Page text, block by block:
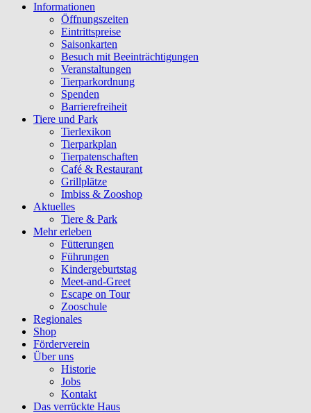
Informationen
Öffnungszeiten
Eintrittspreise
Saisonkarten
Besuch mit Beeinträchtigungen
Veranstaltungen
Tierparkordnung
Spenden
Barrierefreiheit
Tiere und Park
Tierlexikon
Tierparkplan
Tierpatenschaften
Café & Restaurant
Grillplätze
Imbiss & Zooshop
Aktuelles
Tiere & Park
Mehr erleben
Fütterungen
Führungen
Kindergeburtstag
Meet-and-Greet
Escape on Tour
Zooschule
Regionales
Shop
Förderverein
Über uns
Historie
Jobs
Kontakt
Das verrückte Haus